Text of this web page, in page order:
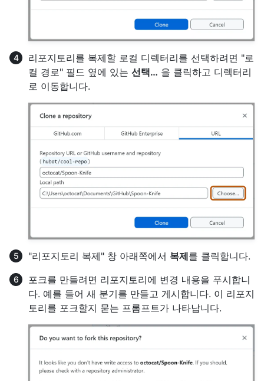
리포지토리를 복제할 로컬 디렉터리를 선택하려면 "로
컬 경로" 필드 옆에 있는 선택… 을 클릭하고 디렉터리
로 이동합니다.
"리포지토리 복제" 창 아래쪽에서 복제를 클릭합니다.
포크를 만들려면 리포지토리에 변경 내용을 푸시합니
다. 예를 들어 새 분기를 만들고 게시합니다. 이 리포지
토리를 포크할지 묻는 프롬프트가 나타납니다.